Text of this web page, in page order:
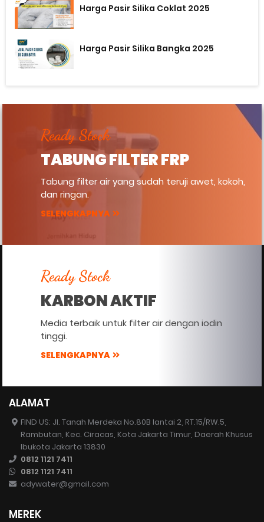
Harga Pasir Silika Coklat 2025
Harga Pasir Silika Bangka 2025
Ready Stock
TABUNG FILTER FRP
Tabung filter air yang sudah teruji awet, kokoh,
dan ringan.
SELENGKAPNYA
Ready Stock
KARBON AKTIF
Media terbaik untuk filter air dengan iodin
tinggi.
SELENGKAPNYA
ALAMAT
FIND US: Jl. Tanah Merdeka No.80B lantai 2, RT.15/RW.5,
Rambutan, Kec. Ciracas, Kota Jakarta Timur, Daerah Khusus
Ibukota Jakarta 13830
0812 1121 7411
0812 1121 7411
adywater@gmail.com
MEREK